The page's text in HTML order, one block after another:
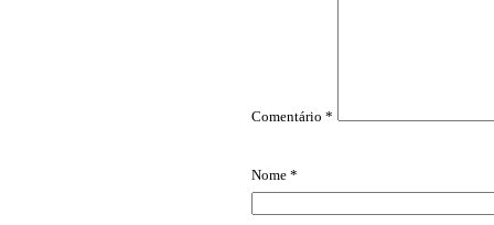
Comentário *
Nome *